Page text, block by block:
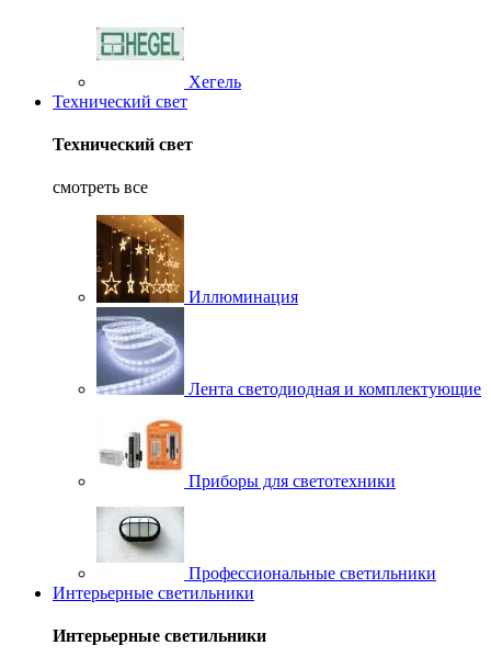
Хегель
Технический свет
Технический свет
смотреть все
Иллюминация
Лента светодиодная и комплектующие
Приборы для светотехники
Профессиональные светильники
Интерьерные светильники
Интерьерные светильники